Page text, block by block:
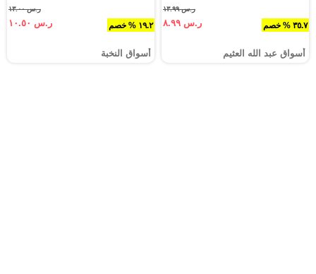
٣٥.٧ % خصم
ر.س ١٣.٩٩
ر.س ٨.٩٩
أسواق عبد الله العثيم
١٩.٢ % خصم
ر.س ١٣.٠٠
ر.س ١٠.٥٠
أسواق النخبة